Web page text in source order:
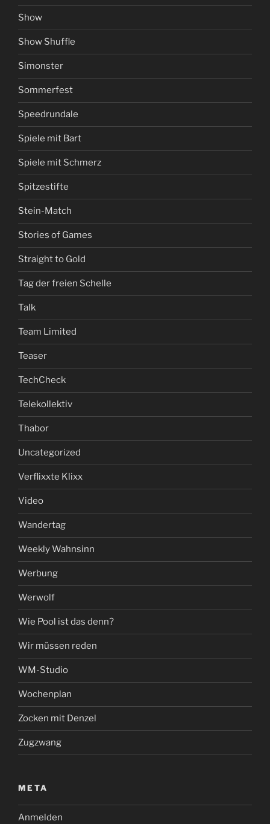
Show
Show Shuffle
Simonster
Sommerfest
Speedrundale
Spiele mit Bart
Spiele mit Schmerz
Spitzestifte
Stein-Match
Stories of Games
Straight to Gold
Tag der freien Schelle
Talk
Team Limited
Teaser
TechCheck
Telekollektiv
Thabor
Uncategorized
Verflixxte Klixx
Video
Wandertag
Weekly Wahnsinn
Werbung
Werwolf
Wie Pool ist das denn?
Wir müssen reden
WM-Studio
Wochenplan
Zocken mit Denzel
Zugzwang
META
Anmelden